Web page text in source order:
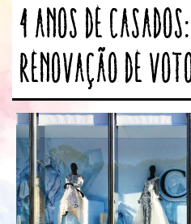
4 anos de
renovação de